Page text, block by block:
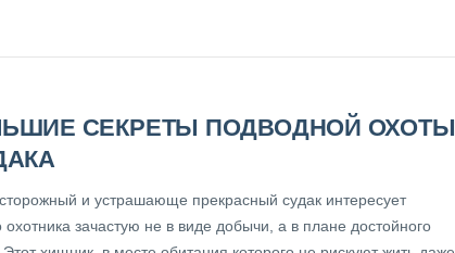
СЕКРЕТЫ ПОДВОДНОЙ ОХОТЫ
и устрашающе прекрасный судак интересует
охотника зачастую не в виде добычи, а в плане достойного